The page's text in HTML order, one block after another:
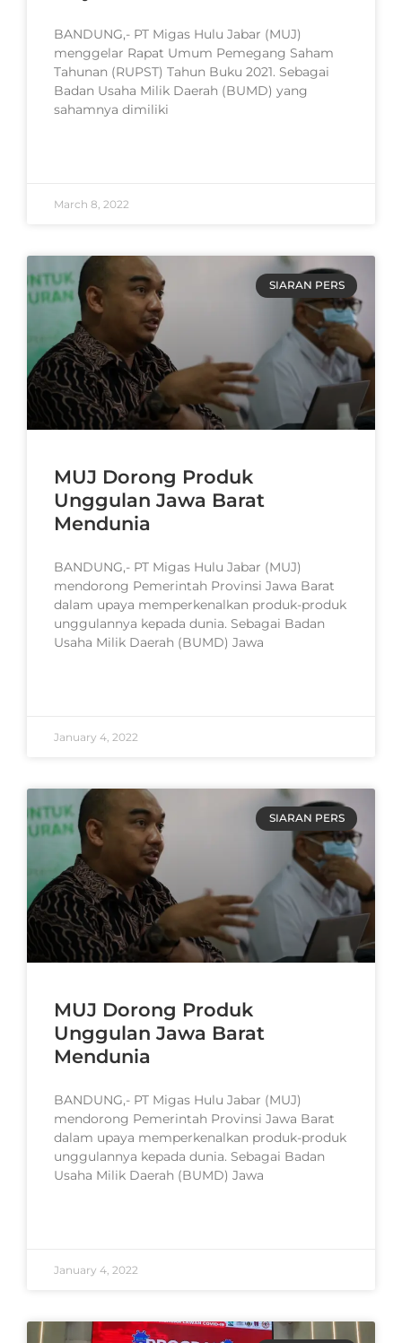
BANDUNG,- PT Migas Hulu Jabar (MUJ)
menggelar Rapat Umum Pemegang Saham
Tahunan (RUPST) Tahun Buku 2021. Sebagai
Badan Usaha Milik Daerah (BUMD) yang
sahamnya dimiliki
March 8, 2022
SIARAN PERS
MUJ Dorong Produk
Unggulan Jawa Barat
Mendunia
BANDUNG,- PT Migas Hulu Jabar (MUJ)
mendorong Pemerintah Provinsi Jawa Barat
dalam upaya memperkenalkan produk-produk
unggulannya kepada dunia. Sebagai Badan
Usaha Milik Daerah (BUMD) Jawa
January 4, 2022
SIARAN PERS
MUJ Dorong Produk
Unggulan Jawa Barat
Mendunia
BANDUNG,- PT Migas Hulu Jabar (MUJ)
mendorong Pemerintah Provinsi Jawa Barat
dalam upaya memperkenalkan produk-produk
unggulannya kepada dunia. Sebagai Badan
Usaha Milik Daerah (BUMD) Jawa
January 4, 2022